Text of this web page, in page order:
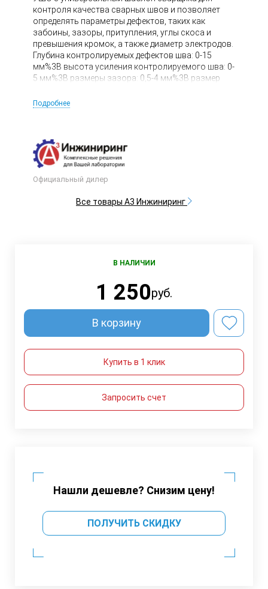
контроля качества сварных швов и позволяет
определять параметры дефектов, таких как
забоины, зазоры, притупления, углы скоса и
превышения кромок, а также диаметр электродов.
Глубина контролируемых дефектов шва: 0-15
мм%3B высота усиления контролируемого шва: 0-
5 мм%3B размеры зазора: 0,5-4 мм%3B размер
скоса кромок: 0-45°.
Подробнее
Официальный дилер
Все товары А3 Инжиниринг
В НАЛИЧИИ
1 250руб.
В корзину
Купить в 1 клик
Запросить счет
Нашли дешевле? Снизим цену!
ПОЛУЧИТЬ СКИДКУ